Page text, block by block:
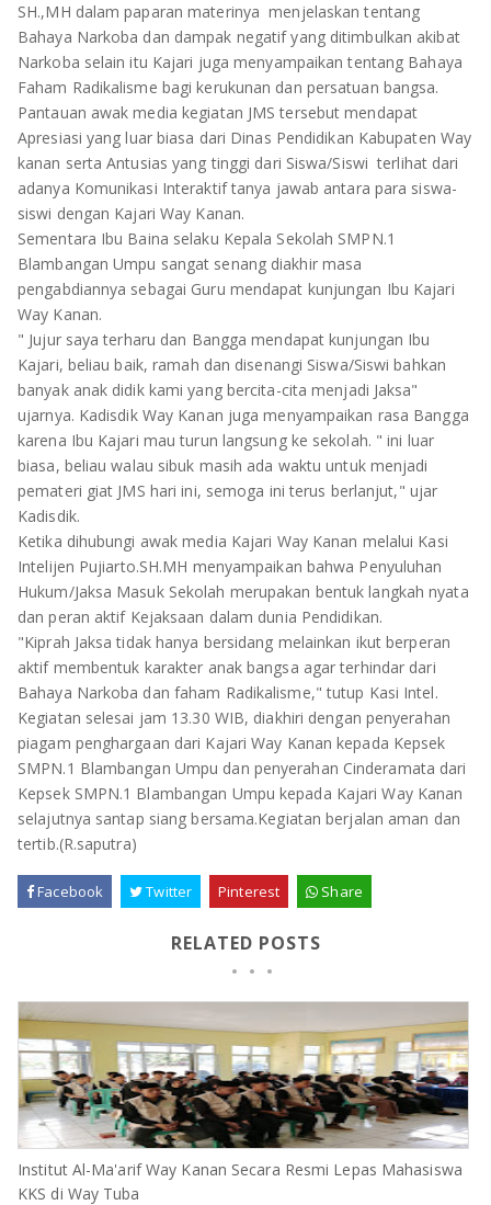
TULANG BAWANG BARAT
MESUJI
WAY KANAN
PRINGSEWU
SH.,MH dalam paparan materinya menjelaskan tentang
Bahaya Narkoba dan dampak negatif yang ditimbulkan akibat
Narkoba selain itu Kajari juga menyampaikan tentang Bahaya
Faham Radikalisme bagi kerukunan dan persatuan bangsa.
Pantauan awak media kegiatan JMS tersebut mendapat
Apresiasi yang luar biasa dari Dinas Pendidikan Kabupaten Way
kanan serta Antusias yang tinggi dari Siswa/Siswi terlihat dari
adanya Komunikasi Interaktif tanya jawab antara para siswa-
siswi dengan Kajari Way Kanan.
Sementara Ibu Baina selaku Kepala Sekolah SMPN.1
Blambangan Umpu sangat senang diakhir masa
pengabdiannya sebagai Guru mendapat kunjungan Ibu Kajari
Way Kanan.
" Jujur saya terharu dan Bangga mendapat kunjungan Ibu
Kajari, beliau baik, ramah dan disenangi Siswa/Siswi bahkan
banyak anak didik kami yang bercita-cita menjadi Jaksa"
ujarnya. Kadisdik Way Kanan juga menyampaikan rasa Bangga
karena Ibu Kajari mau turun langsung ke sekolah. " ini luar
biasa, beliau walau sibuk masih ada waktu untuk menjadi
pemateri giat JMS hari ini, semoga ini terus berlanjut," ujar
Kadisdik.
Ketika dihubungi awak media Kajari Way Kanan melalui Kasi
Intelijen Pujiarto.SH.MH menyampaikan bahwa Penyuluhan
Hukum/Jaksa Masuk Sekolah merupakan bentuk langkah nyata
dan peran aktif Kejaksaan dalam dunia Pendidikan.
"Kiprah Jaksa tidak hanya bersidang melainkan ikut berperan
aktif membentuk karakter anak bangsa agar terhindar dari
Bahaya Narkoba dan faham Radikalisme," tutup Kasi Intel.
Kegiatan selesai jam 13.30 WIB, diakhiri dengan penyerahan
piagam penghargaan dari Kajari Way Kanan kepada Kepsek
SMPN.1 Blambangan Umpu dan penyerahan Cinderamata dari
Kepsek SMPN.1 Blambangan Umpu kepada Kajari Way Kanan
selajutnya santap siang bersama.Kegiatan berjalan aman dan
tertib.(R.saputra)
Facebook Twitter Pinterest Share
RELATED POSTS
Institut Al-Ma'arif Way Kanan Secara Resmi Lepas Mahasiswa
KKS di Way Tuba